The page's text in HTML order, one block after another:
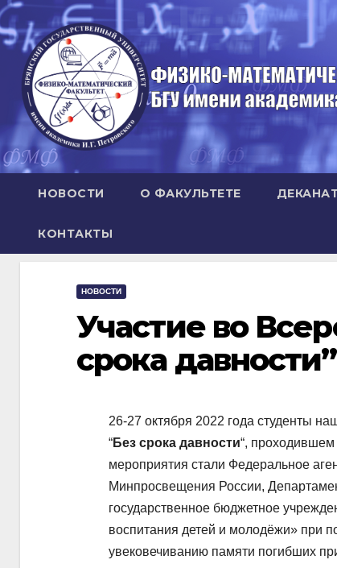
Перейти
к
содержимому
НОВОСТИ О ФАКУЛЬТЕТЕ
КОНТАКТЫ
НОВОСТИ
Участие во
срока давности”
26-27 октября 2022 года студенты
“Без срока давности“, проходившем
мероприятия стали Федеральное
Минпросвещения России,
государственное бюджетное
воспитания детей и молодёжи» при
увековечиванию памяти погибших